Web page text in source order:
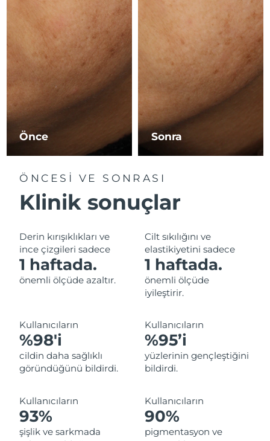
Önce Sonra
ÖNCESİ VE SONRASI
Klinik sonuçlar
Derin kırışıklıkları ve
ince çizgileri sadece
1 haftada.
önemli ölçüde azaltır.
Cilt sıkılığını ve
elastikiyetini sadece
1 haftada.
önemli ölçüde
iyileştirir.
Kullanıcıların
%98'i
cildin daha sağlıklı
göründüğünü bildirdi.
Kullanıcıların
%95’i
yüzlerinin gençleştiğini
bildirdi.
Kullanıcıların
93%
şişlik ve sarkmada
Kullanıcıların
90%
pigmentasyon ve
Meksika Tahmini teslim tarihi 8/13/26
Monako Tahmini teslim tarihi 8/10/26
Hollanda Tahmini teslim tarihi 8/9/26
Yeni Zelanda Tahmini teslim tarihi8/9/26
Norveç Tahmini teslim tarihi
Umman Tahmini teslim tarihi8/12/26
Filipinler Tahmini teslim tarihi
Polonya Tahmini teslim tarihi
Portekiz Tahmini teslim tarihi
Porto Riko Tahmini teslim tarihi
Tahmini teslim tarihi
Reunion Tahmini teslim tarihi
Romanya Tahmini teslim tarihi8/9/26
Suudi Arabistan Tahmini teslim tarihi
Singapur Tahmini teslim tarihi